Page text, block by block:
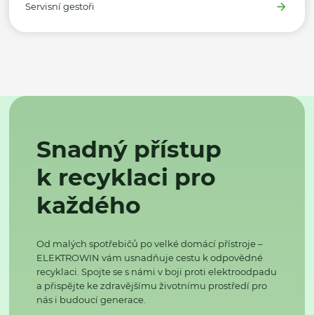
Servisní gestoři
Snadný přístup
k recyklaci pro
každého
Od malých spotřebičů po velké domácí přístroje –
ELEKTROWIN vám usnadňuje cestu k odpovědné
recyklaci. Spojte se s námi v boji proti elektroodpadu
a přispějte ke zdravějšímu životnímu prostředí pro
nás i budoucí generace.